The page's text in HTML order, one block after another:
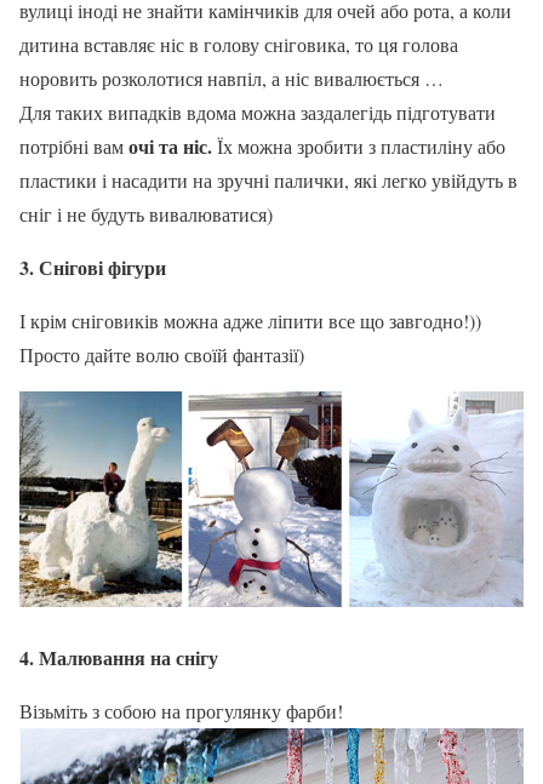
вулиці іноді не знайти камінчиків для очей або рота, а коли
дитина вставляє ніс в голову сніговика, то ця голова
норовить розколотися навпіл, а ніс вивалюється …
Для таких випадків вдома можна заздалегідь підготувати
потрібні вамочі та ніс.Їх можна зробити з пластиліну або
пластики і насадити на зручні палички, які легко увійдуть в
сніг і не будуть вивалюватися)
3. Снігові фігури
І крім сніговиків можна адже ліпити все що завгодно!))
Просто дайте волю своїй фантазії)
4. Малювання на снігу
Візьміть з собою на прогулянку фарби!